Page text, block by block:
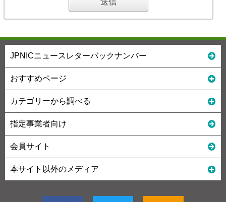
JPNICニュースレターバックナンバー
おすすめページ
カテゴリーから調べる
指定事業者向け
会員サイト
本サイト以外のメディア